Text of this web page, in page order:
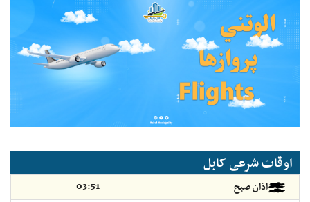
اوقات شرعی کابل
اذان صبح
03:51